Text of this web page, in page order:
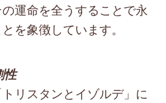
運命を全うすることで永
を象徴しています。
性
リスタンとイゾルデ」に